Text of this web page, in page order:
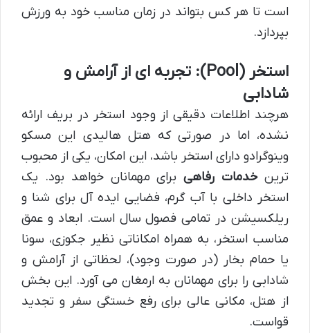
است تا هر کس بتواند در زمان مناسب خود به ورزش
بپردازد.
استخر (Pool): تجربه ای از آرامش و
شادابی
هرچند اطلاعات دقیقی از وجود استخر در بریف ارائه
نشده، اما در صورتی که هتل هالیدی این مسکو
وینوگرادو دارای استخر باشد، این امکان، یکی از محبوب
ترینخدمات رفاهیبرای مهمانان خواهد بود. یک
استخر داخلی با آب گرم، فضایی ایده آل برای شنا و
ریلکسیشن در تمامی فصول سال است. ابعاد و عمق
مناسب استخر، به همراه امکاناتی نظیر جکوزی، سونا
یا حمام بخار (در صورت وجود)، لحظاتی از آرامش و
شادابی را برای مهمانان به ارمغان می آورد. این بخش
از هتل، مکانی عالی برای رفع خستگی سفر و تجدید
قواست.